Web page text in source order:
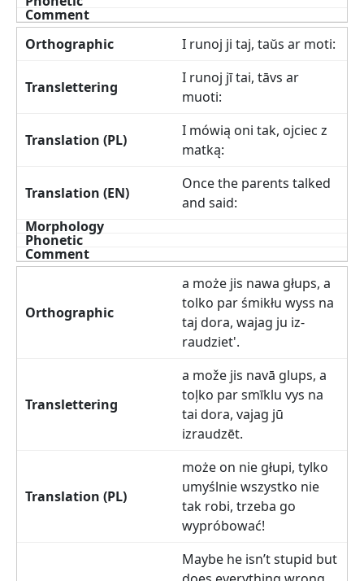
I runoj ji taj, taŭs ar moti:
I runoj jī tai, tāvs ar
muoti:
I mówią oni tak, ojciec z
matką:
Once the parents talked
and said:
a może jis nawa głups, a
tolko par śmikłu wyss na
taj dora, wajag ju iz-
raudziet'.
a može jis navā glups, a
toļko par smīklu vys na
tai dora, vajag jū
izraudzēt.
może on nie głupi, tylko
umyślnie wszystko nie
tak robi, trzeba go
wypróbować!
Maybe he isn’t stupid but